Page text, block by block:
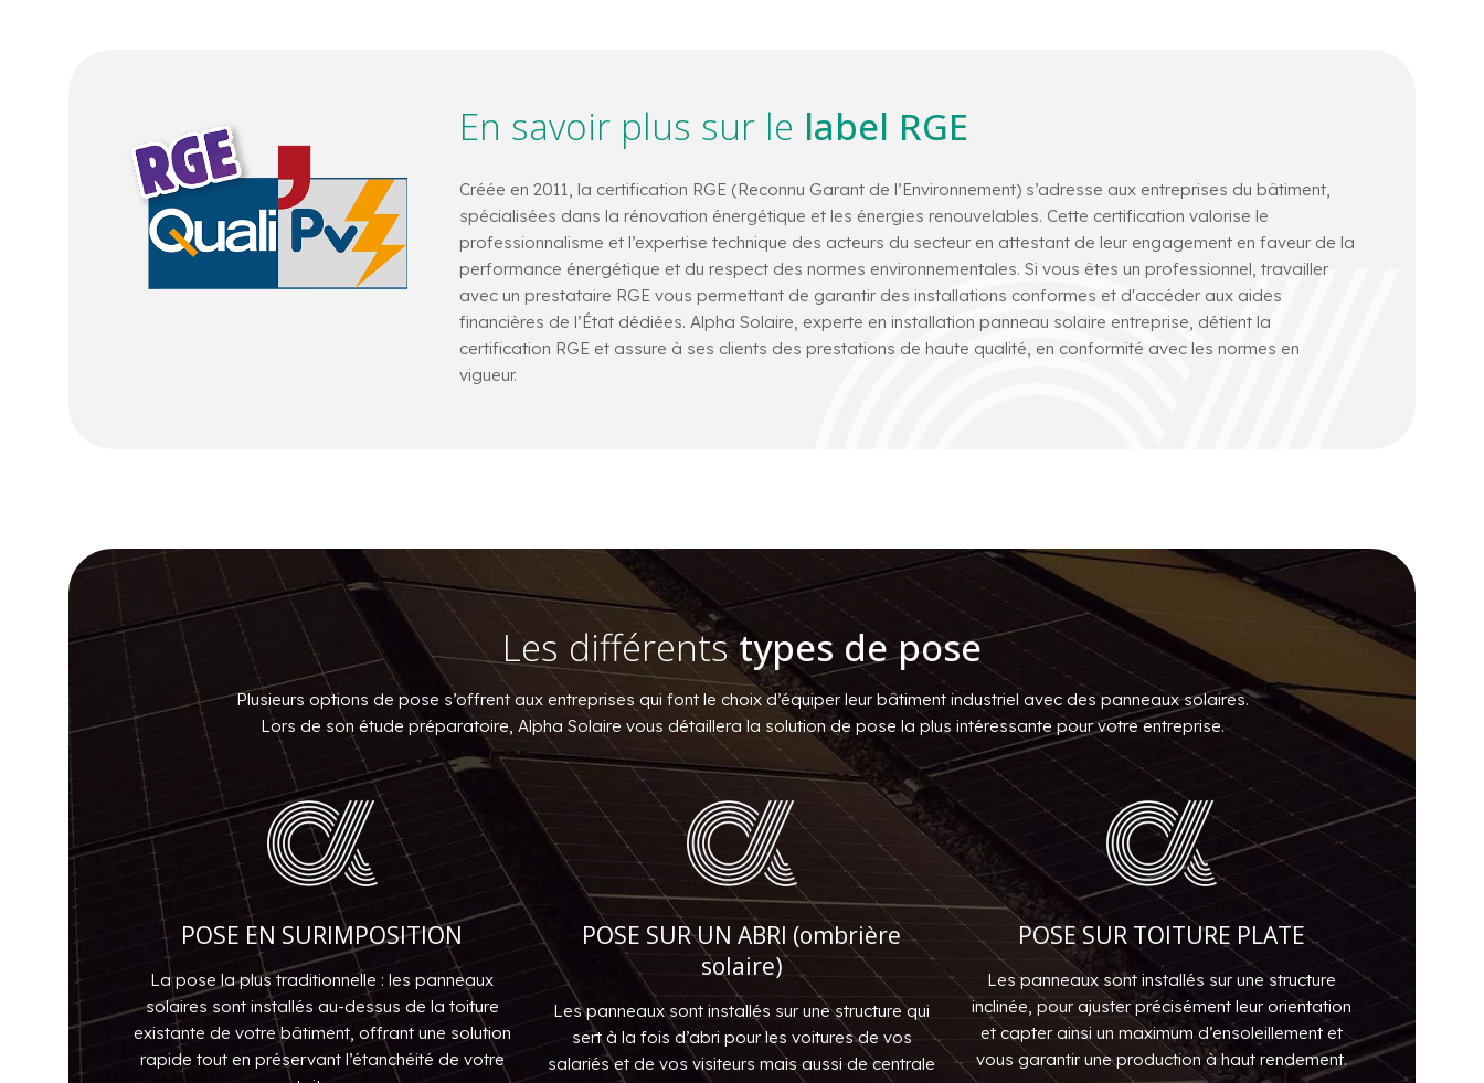
En savoir plus sur le label RGE
Créée en 2011, la certification RGE (Reconnu Garant de l’Environnement) s’adresse aux entreprises du bâtiment,
spécialisées dans la rénovation énergétique et les énergies renouvelables. Cette certification valorise le
professionnalisme et l’expertise technique des acteurs du secteur en attestant de leur engagement en faveur de la
performance énergétique et du respect des normes environnementales. Si vous êtes un professionnel, travailler
avec un prestataire RGE vous permettant de garantir des installations conformes et d'accéder aux aides
financières de l’État dédiées. Alpha Solaire, experte en installation panneau solaire entreprise, détient la
certification RGE et assure à ses clients des prestations de haute qualité, en conformité avec les normes en
vigueur.
Les différentstypes de pose
Plusieurs options de pose s’offrent aux entreprises qui font le choix d’équiper leur bâtiment industriel avec des panneaux solaires.
Lors de son étude préparatoire, Alpha Solaire vous détaillera la solution de pose la plus intéressante pour votre entreprise.
POSE EN SURIMPOSITION
La pose la plus traditionnelle : les panneaux
solaires sont installés au-dessus de la toiture
existante de votre bâtiment, offrant une solution
rapide tout en préservant l’étanchéité de votre
POSE SUR UN ABRI (ombrière
solaire)
Les panneaux sont installés sur une structure qui
sert à la fois d’abri pour les voitures de vos
salariés et de vos visiteurs mais aussi de centrale
POSE SUR TOITURE PLATE
Les panneaux sont installés sur une structure
inclinée, pour ajuster précisément leur orientation
et capter ainsi un maximum d’ensoleillement et
vous garantir une production à haut rendement.